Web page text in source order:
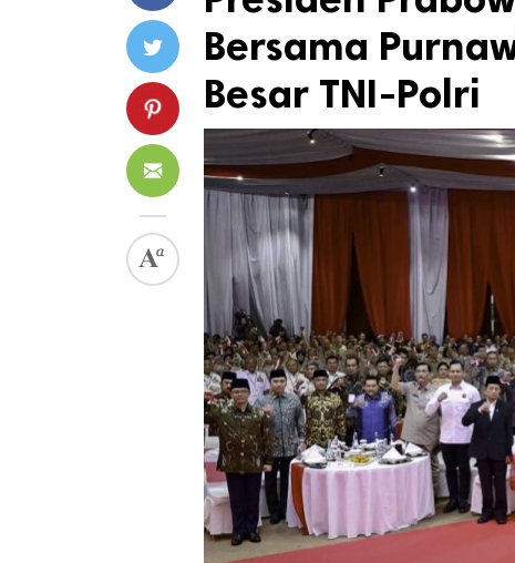
Bersama
Besar TNI-Polri